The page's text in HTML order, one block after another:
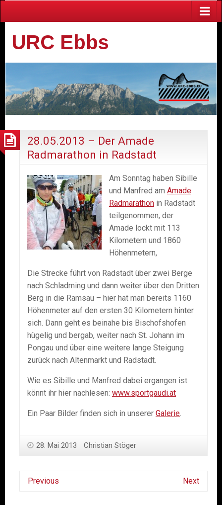
URC Ebbs
28.05.2013 – Der Amade
Radmarathon in Radstadt
Am Sonntag haben Sibille
und Manfred am Amade
Radmarathon in Radstadt
teilgenommen, der
Amade lockt mit 113
Kilometern und 1860
Höhenmetern,
Die Strecke führt von Radstadt über zwei Berge
nach Schladming und dann weiter über den Dritten
Berg in die Ramsau – hier hat man bereits 1160
Höhenmeter auf den ersten 30 Kilometern hinter
sich. Dann geht es beinahe bis Bischofshofen
hügelig und bergab, weiter nach St. Johann im
Pongau und über eine weitere lange Steigung
zurück nach Altenmarkt und Radstadt.
Wie es Sibille und Manfred dabei ergangen ist
könnt ihr hier nachlesen: www.sportgaudi.at
Ein Paar Bilder finden sich in unserer Galerie.
28. Mai 2013 Christian Stöger
Previous Next